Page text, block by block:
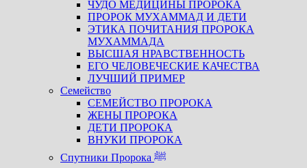
ЧУДО МЕДИЦИНЫ ПРОРОКА
ПРОРОК МУХАММАД И ДЕТИ
ЭТИКА ПОЧИТАНИЯ ПРОРОКА
МУХАММАДА
ВЫСШАЯ НРАВСТВЕННОСТЬ
ЕГО ЧЕЛОВЕЧЕСКИЕ КАЧЕСТВА
ЛУЧШИЙ ПРИМЕР
Семейство
СЕМЕЙСТВО ПРОРОКА
ЖЕНЫ ПРОРОКА
ДЕТИ ПРОРОКА
ВНУКИ ПРОРОКА
Спутники Пророка ﷺ